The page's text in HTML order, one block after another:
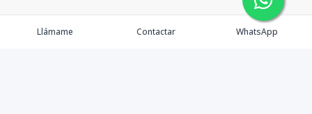
Llámame Contactar WhatsApp